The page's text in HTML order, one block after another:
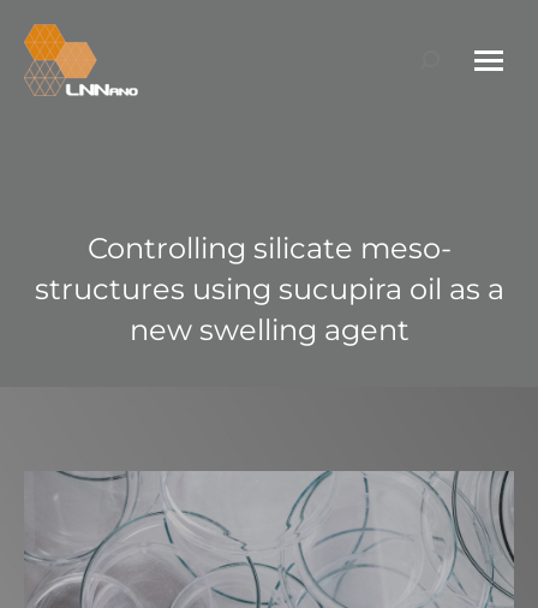
Search:
Controlling silicate meso-
structures using sucupira oil as a
new swelling agent